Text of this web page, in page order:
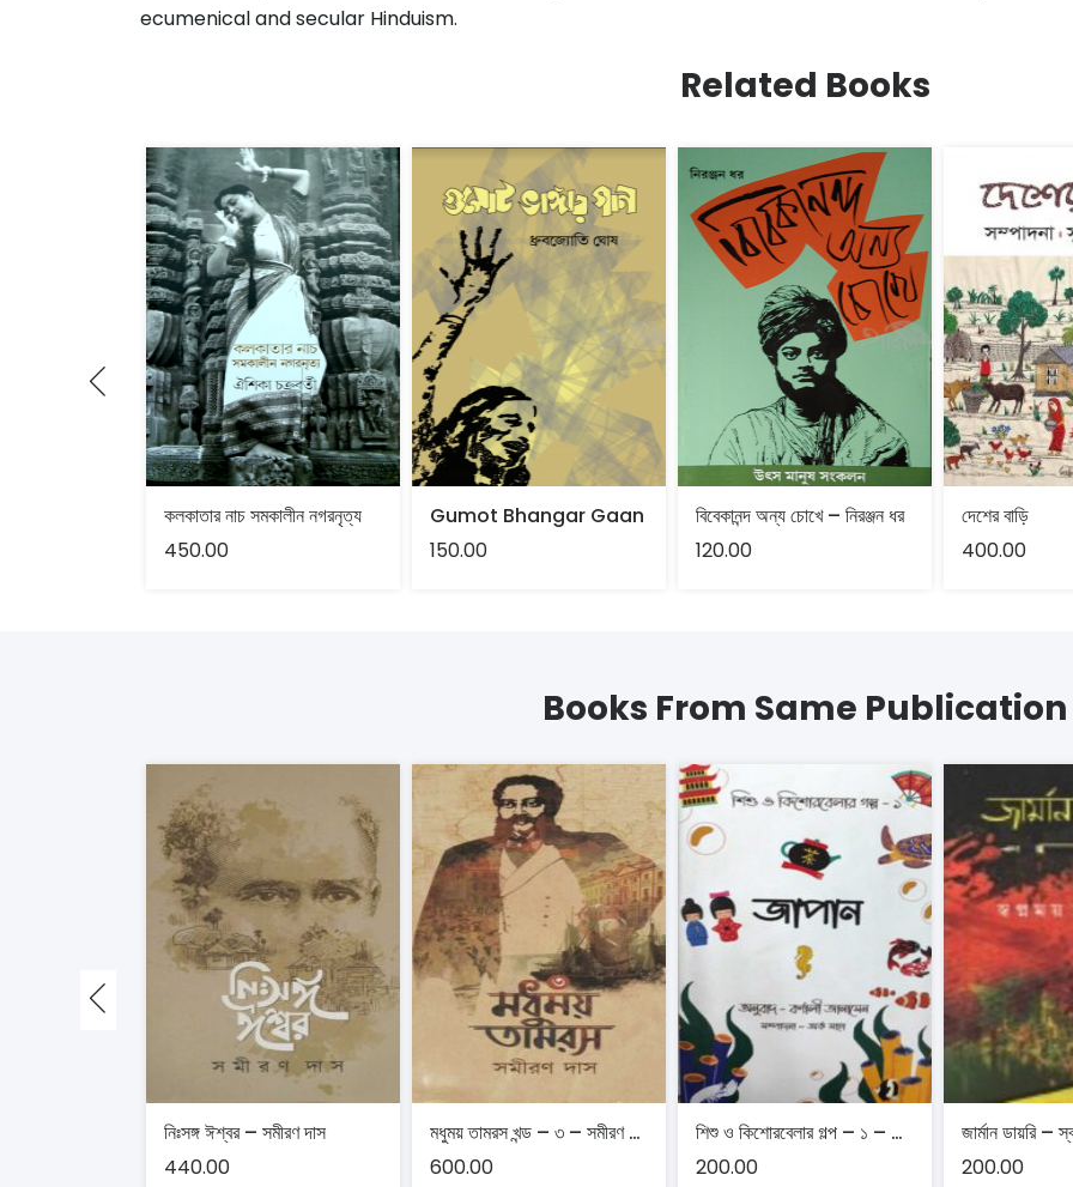
ecumenical and secular Hinduism.
Related Books
কলকাতার নাচ সমকালীন নগরনৃত্য
450.00
Gumot Bhangar Gaan
150.00
বিবেকানন্দ অন্য চোখে – নিরঞ্জন ধর
120.00
দেশের বাড়ি
400.00
Books From Same Publication
নিঃসঙ্গ ঈশ্বর – সমীরণ দাস
440.00
মধুময় তামরস খন্ড – ৩ – সমীরণ দাস
600.00
শিশু ও কিশোরবেলার গল্প – ১ – জাপান অনুবাদ- বর্ণালী জানাসেন সম্পাদনা- অর্ক মাল
200.00
জার্মান ডায়রি –
200.00